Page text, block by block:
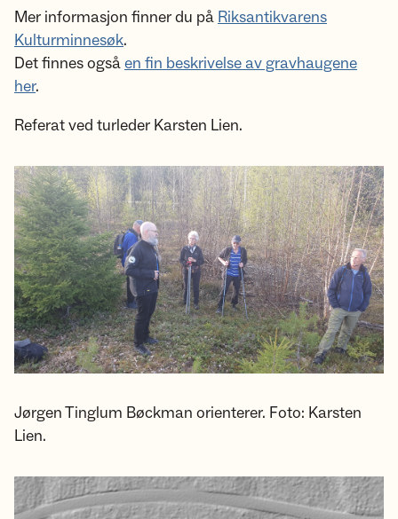
Mer informasjon finner du på Riksantikvarens
Kulturminnesøk.
Det finnes ogsåen fin beskrivelse av gravhaugene
her.
Referat ved turleder Karsten Lien.
Jørgen Tinglum Bøckman orienterer. Foto: Karsten
Lien.